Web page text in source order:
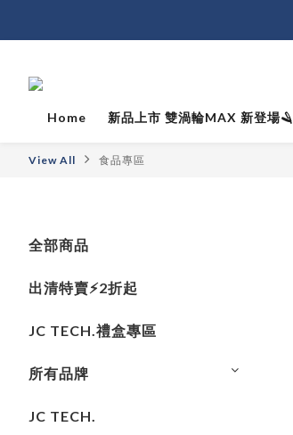
Home 新品上市 雙渦輪MAX 新登場🪒
View All 食品專區
全部商品
出清特賣⚡️2折起
JC TECH.禮盒專區
所有品牌
JC TECH.